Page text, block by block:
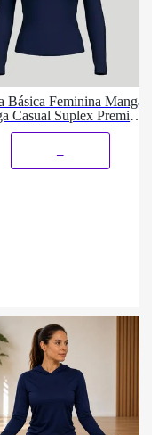
Básica Feminina Manga
Casual Suplex Premium
Segunda Pele